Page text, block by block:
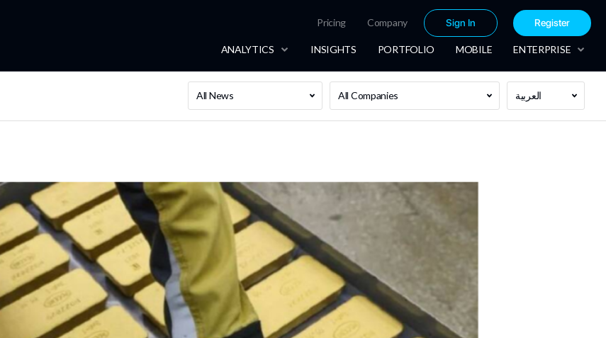
Pricing Company Sign In Register
ANALYTICS INSIGHTS PORTFOLIO MOBILE ENTERPRISE
All News All Companies العربية